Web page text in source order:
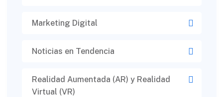
Marketing Digital
Noticias en Tendencia
Realidad Aumentada (AR) y Realidad
Virtual (VR)​